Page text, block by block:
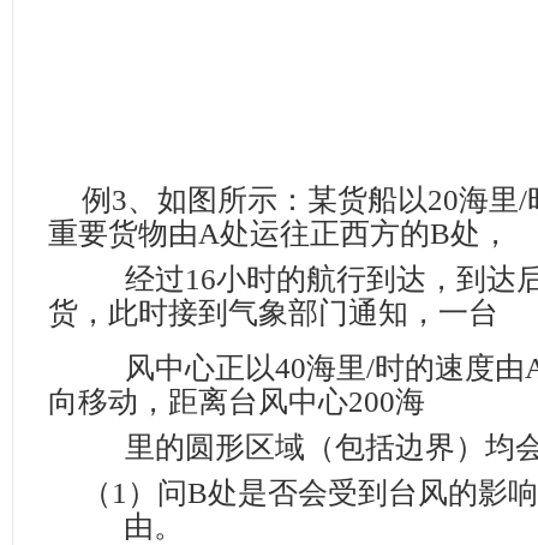
例 3、如图所示：某货船以20海里/
重要货物由A处运往正西方的B处，
经过16小时的航行到达，到达
货，此时接到气象部门通知，一台
风中心正以40海里/时的速度由
向移动，距离台风中心200海
里的圆形区域（包括边界）均
（1） 问B处是否会受到台风的影
由。